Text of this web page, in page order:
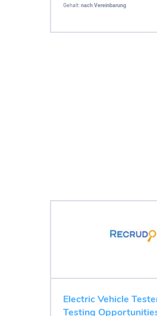
Gehalt: nach Vereinbarung
Electric Vehicle
Testing